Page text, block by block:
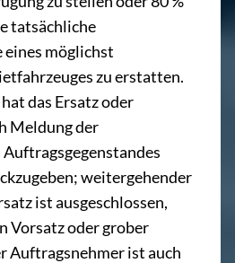
tatsächliche
eines möglichst
zu erstatten.
das Ersatz oder
Meldung der
weitergehender
ist ausgeschlossen,
Vorsatz oder grober
Auftragsnehmer ist auch